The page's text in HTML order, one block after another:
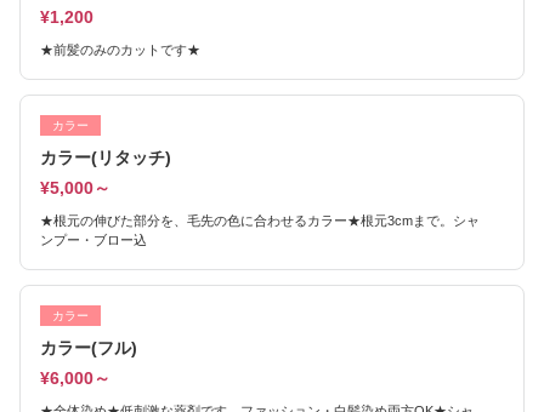
¥1,200
★前髪のみのカットです★
カラー
カラー(リタッチ)
¥5,000～
★根元の伸びた部分を、毛先の色に合わせるカラー★根元3cmまで。シャ
ンプー・ブロー込
カラー
カラー(フル)
¥6,000～